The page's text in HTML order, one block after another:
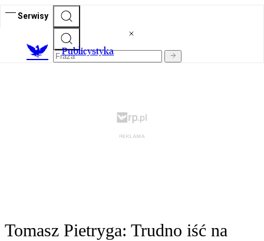
Serwisy
Publicystyka
Tomasz Pietryga: Trudno iść na